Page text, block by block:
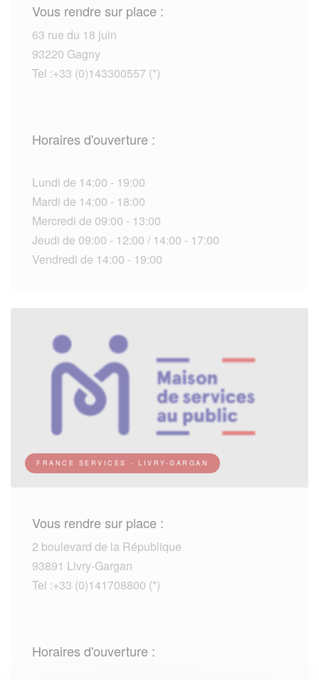
Vous rendre sur place :
63 rue du 18 juin
93220 Gagny
Tel :+33 (0)143300557 (*)
Horaires d'ouverture :
Lundi de 14:00 - 19:00
Mardi de 14:00 - 18:00
Mercredi de 09:00 - 13:00
Jeudi de 09:00 - 12:00 / 14:00 - 17:00
Vendredi de 14:00 - 19:00
FRANCE SERVICES - LIVRY-GARGAN
Vous rendre sur place :
2 boulevard de la République
93891 Livry-Gargan
Tel :+33 (0)141708800 (*)
Horaires d'ouverture :